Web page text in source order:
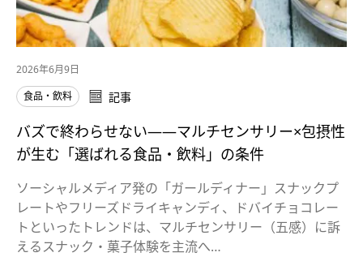
2026年6月9日
食品・飲料
記事
バズで終わらせない――マルチセンサリー×包摂性
が生む「選ばれる食品・飲料」の条件
ソーシャルメディア発の「ガールディナー」スナックプ
レートやフリーズドライキャンディ、ドバイチョコレー
トといったトレンドは、マルチセンサリー（五感）に訴
えるスナック・菓子体験を主流へ…